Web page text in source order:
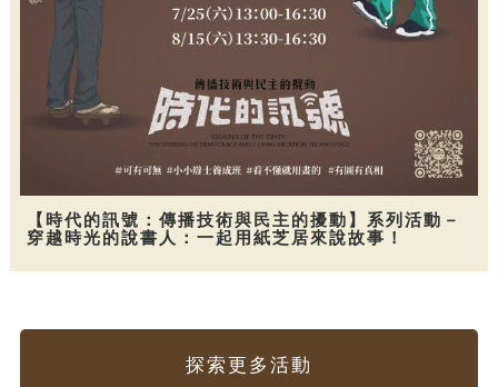
【時代的訊號：傳播技術與民主的擾動】系列活動－
穿越時光的說書人：一起用紙芝居來說故事！
探索更多活動